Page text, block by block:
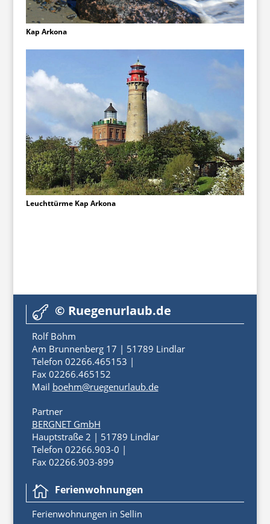
Kap Arkona
Leuchttürme Kap Arkona
 © Ruegenurlaub.de
Rolf Böhm
Am Brunnenberg 17 | 51789 Lindlar
Telefon 02266.465153 |
Fax 02266.465152
Mail boehm@ruegenurlaub.de
Partner
BERGNET GmbH
Hauptstraße 2 | 51789 Lindlar
Telefon 02266.903-0 |
Fax 02266.903-899
 Ferienwohnungen
Ferienwohnungen in Sellin